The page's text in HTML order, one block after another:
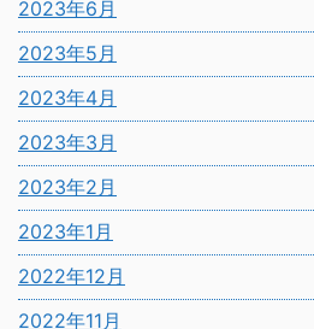
2023年6月
2023年5月
2023年4月
2023年3月
2023年2月
2023年1月
2022年12月
2022年11月